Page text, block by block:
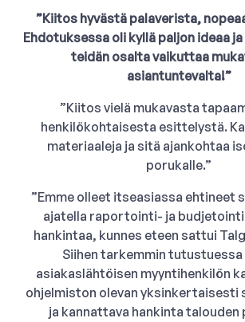
”Kiitos hyvästä palaverista,
Ehdotuksessa oli kyllä paljon ideaa
teidän osalta vaikuttaa
asiantuntevalta!”
”Kiitos vielä mukavasta
henkilökohtaisesta esittelystä.
materiaaleja ja sitä ajankohtaa
porukalle.”
”Emme olleet itseasiassa ehtineet
ajatella raportointi- ja
hankintaa, kunnes eteen sattui
Siihen tarkemmin tutustuessa
asiakaslähtöisen myyntihenkilön
ohjelmiston olevan yksinkertaisesti
ja kannattava hankinta talouden